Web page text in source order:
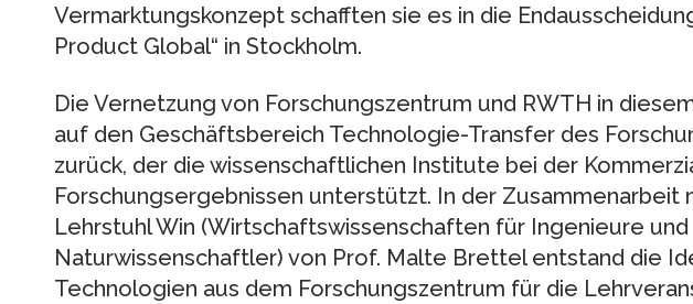
Vermarktungskonzept schafften sie es in die
Product Global“ in Stockholm.
Die Vernetzung von Forschungszentrum und RWTH in
auf den Geschäftsbereich Technologie-Transfer des
zurück, der die wissenschaftlichen Institute bei der
Forschungsergebnissen unterstützt. In der Zusammenarbeit
Lehrstuhl Win (Wirtschaftswissenschaften für Ingenieure und
Naturwissenschaftler) von Prof. Malte Brettel entstand die
Technologien aus dem Forschungszentrum für die